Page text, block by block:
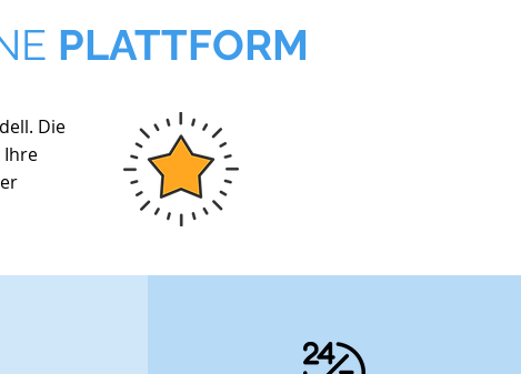
PLATTFORM
Die
Ihre